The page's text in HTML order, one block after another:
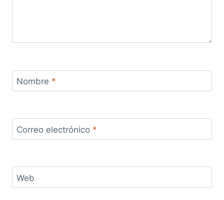
Nombre *
Correo electrónico *
Web